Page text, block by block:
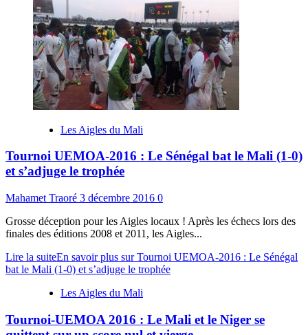
Les Aigles du Mali
Tournoi UEMOA-2016 : Le Sénégal bat le Mali (1-0)
et s’adjuge le trophée
Mahamet Traoré 3 décembre 2016 0
Grosse déception pour les Aigles locaux ! Après les échecs lors des
finales des éditions 2008 et 2011, les Aigles...
Lire la suiteEn savoir plus sur Tournoi UEMOA-2016 : Le Sénégal
bat le Mali (1-0) et s’adjuge le trophée
Les Aigles du Mali
Tournoi-UEMOA 2016 : Le Mali et le Niger se